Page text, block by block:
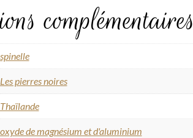
complémentaires
spinelle
Les pierres noires
Thaïlande
oxyde de magnésium et d'aluminium